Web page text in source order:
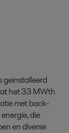
geïnstalleerd
het 33 MWth
met back-
die
en diverse